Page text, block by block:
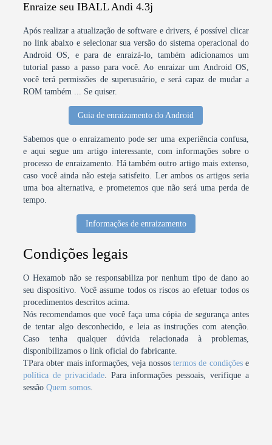
Enraize seu IBALL Andi 4.3j
Após realizar a atualização de software e drivers, é possível clicar
no link abaixo e selecionar sua versão do sistema operacional do
Android OS, e para de enraizá-lo, também adicionamos um
tutorial passo a passo para você. Ao enraizar um Android OS,
você terá permissões de superusuário, e será capaz de mudar a
ROM também ... Se quiser.
Guia de enraizamento do Android
Sabemos que o enraizamento pode ser uma experiência confusa,
e aqui segue um artigo interessante, com informações sobre o
processo de enraizamento. Há também outro artigo mais extenso,
caso você ainda não esteja satisfeito. Ler ambos os artigos seria
uma boa alternativa, e prometemos que não será uma perda de
tempo.
Informações de enraizamento
Condições legais
O Hexamob não se responsabiliza por nenhum tipo de dano ao
seu dispositivo. Você assume todos os riscos ao efetuar todos os
procedimentos descritos acima.
Nós recomendamos que você faça uma cópia de segurança antes
de tentar algo desconhecido, e leia as instruções com atenção.
Caso tenha qualquer dúvida relacionada à problemas,
disponibilizamos o link oficial do fabricante.
TPara obter mais informações, veja nossos termos de condiçõese
política de privacidade. Para informações pessoais, verifique a
sessãoQuem somos.